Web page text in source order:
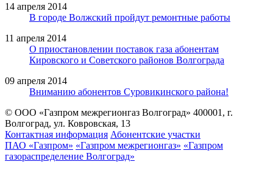
14 апреля 2014
В городе Волжский пройдут ремонтные работы
11 апреля 2014
О приостановлении поставок газа абонентам
Кировского и Советского районов Волгограда
09 апреля 2014
Вниманию абонентов Суровикинского района!
© ООО «Газпром межрегионгаз Волгоград» 400001, г.
Волгоград, ул. Ковровская, 13
Контактная информация Абонентские участки
ПАО «Газпром» «Газпром межрегионгаз» «Газпром
газораспределение Волгоград»